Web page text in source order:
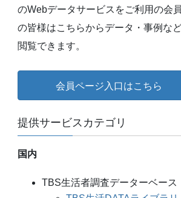
のWebデータサービスをご利用の会
の皆様はこちらからデータ・事例な
閲覧できます。
会員ページ入口はこちら
提供サービスカテゴリ
国内
TBS生活者調査データーベース